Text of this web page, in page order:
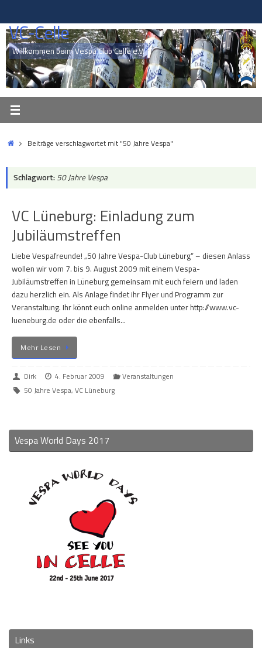
springen
VC-Celle
Willkommen beim Vespa Club Celle e.V.
StartBeiträge verschlagwortet mit "50 Jahre Vespa"
Schlagwort: 50 Jahre Vespa
VC Lüneburg: Einladung zum
Jubiläumstreffen
Liebe Vespafreunde! „50 Jahre Vespa-Club Lüneburg“ – diesen Anlass
wollen wir vom 7. bis 9. August 2009 mit einem Vespa-
Jubiläumstreffen in Lüneburg gemeinsam mit euch feiern und laden
dazu herzlich ein. Als Anlage findet ihr Flyer und Programm zur
Veranstaltung. Ihr könnt euch online anmelden unter http://www.vc-
lueneburg.de oder die ebenfalls…
Mehr Lesen
Dirk 4. Februar 2009
Veranstaltungen
50 Jahre Vespa, VC Lüneburg
Vespa World Days 2017
Links